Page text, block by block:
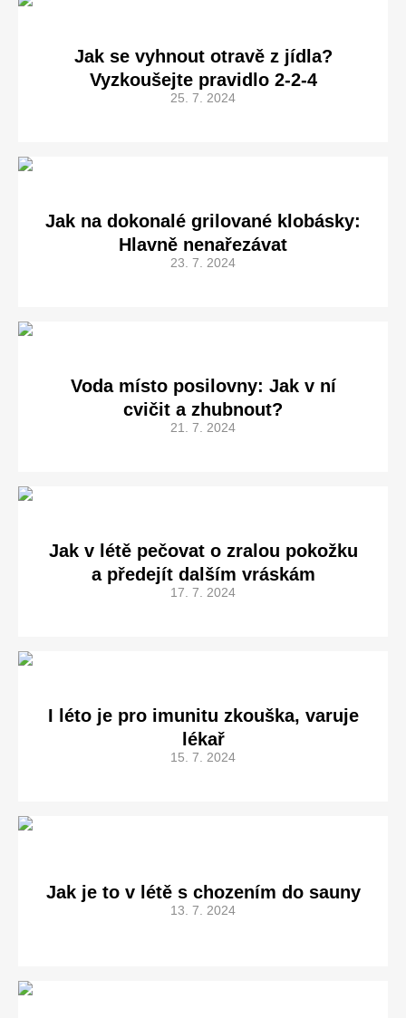
Jak se vyhnout otravě z jídla?
Vyzkoušejte pravidlo 2-2-4
25. 7. 2024
Jak na dokonalé grilované klobásky:
Hlavně nenařezávat
23. 7. 2024
Voda místo posilovny: Jak v ní
cvičit a zhubnout?
21. 7. 2024
Jak v létě pečovat o zralou pokožku
a předejít dalším vráskám
17. 7. 2024
I léto je pro imunitu zkouška, varuje
lékař
15. 7. 2024
Jak je to v létě s chozením do sauny
13. 7. 2024